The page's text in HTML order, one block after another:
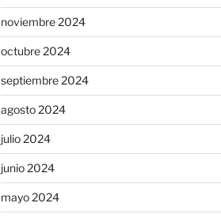
noviembre 2024
octubre 2024
septiembre 2024
agosto 2024
julio 2024
junio 2024
mayo 2024